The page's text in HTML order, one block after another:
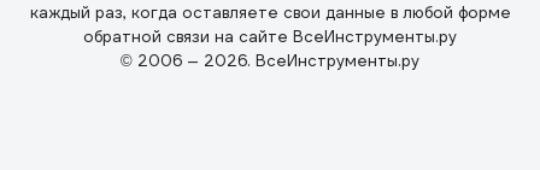
каждый раз, когда оставляете свои данные в любой форме
обратной связи на сайте ВсеИнструменты.ру
© 2006 — 2026. ВсеИнструменты.ру